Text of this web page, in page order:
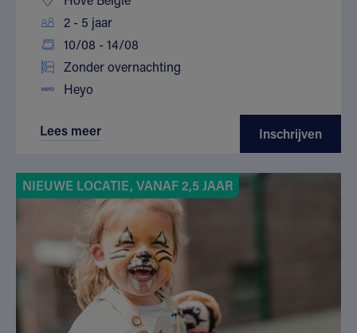
2 - 5 jaar
10/08 - 14/08
Zonder overnachting
Heyo
Lees meer Inschrijven
NIEUWE LOCATIE, VANAF 2,5 JAAR